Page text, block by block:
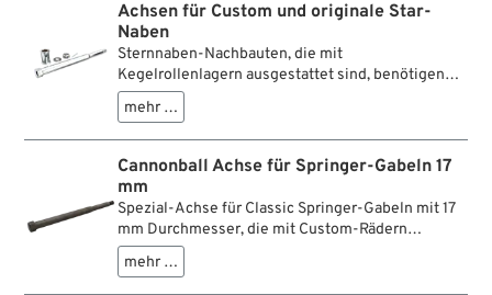
Achsen für Custom und originale Star-
Naben
Sternnaben-Nachbauten, die mit
Kegelrollenlagern ausgestattet sind, benötigen
ein einheitliches 11/16"-Achsmittelteil. Harley
Davidson Achsen für Sternnaben (alle Knuckles
und Pans, SV Big Twins 1937-1966, 750 Twins 1937-
1951 hinten, 1966 Shovels) haben ein Mittelteil, bei
dem nur die ersten 1-1/4" einen Ø von 11/16"
haben, während der Rest im Durchmesser
reduziert ist. Auf diesen reduzierten Durchmesser
passt ein 11/16" Timken-Lager natürlich nicht.
Andererseits passt ein einheitlicher Durchmesser
sehr gut zu den originalen Sternnaben-
mehr …
Cannonball Achse für Springer-Gabeln 17
mm
Spezial-Achse für Classic Springer-Gabeln mit 17
mm Durchmesser, die mit Custom-Rädern
verwendet werden kann, insbesondere für
Cannonball MAG-12 Räder.
mehr …